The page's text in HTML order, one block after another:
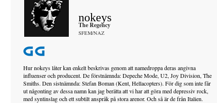
nokeys
The Regency
SFEM/NAZ
Hur nokeys låter kan enkelt beskrivas genom att namedroppa deras angivna
influenser och producent. De förstnämnda: Depeche Mode, U2, Joy Division, The
Smiths. Den sistnämnda: Stefan Boman (Kent, Hellacopters). För dig som inte får
ut någonting av dessa namn kan jag berätta att vi har att göra med depressiv rock,
med syntinslag och ett subtilt anspråk på stora arenor. Och så är de från Italien.